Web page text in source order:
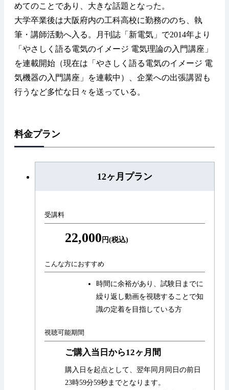
めてのことであり、大きな話題となった。
大学卒業後は大阪府内の工科高校に勤務ののち、執
筆・講師活動へ入る。月刊誌「新電気」で2014年より
「やさしく語る電気のイメージ 電気理論の入門講座」
を連載開始（現在は「やさしく語る電気のイメージ 電
気機器の入門講座」を連載中）、企業への出張講習も
行うなど多忙な日々を送っている。
料金プラン
12ヶ月プラン
受講料
22,000 円(税込)
こんな方におすすめ
時間に余裕があり、試験日までに
繰り返し動画を視聴することで知
識の定着を目指している方
視聴可能期間
ご購入当日から12ヶ月間
購入日を起点として、翌年同月同日の前日
23時59分59秒までとなります。